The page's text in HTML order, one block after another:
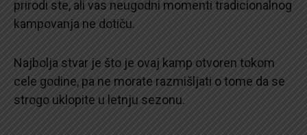
prirodi ste, ali vas neugodni momenti tradicionalnog
kampovanja ne dotiču.
Najbolja stvar je što je ovaj kamp otvoren tokom
cele godine, pa ne morate razmišljati o tome da se
strogo uklopite u letnju sezonu.